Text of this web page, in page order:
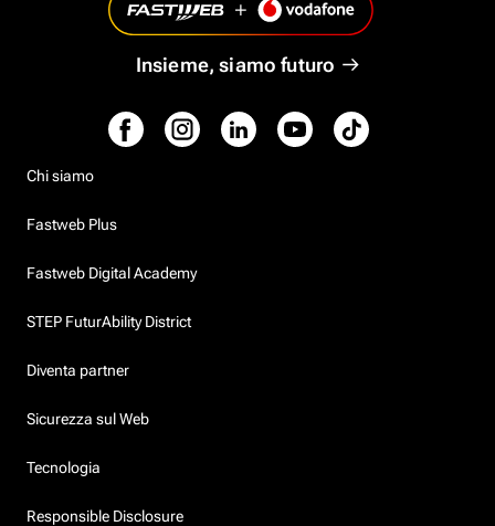
Insieme, siamo futuro
Chi siamo
Fastweb Plus
Fastweb Digital Academy
STEP FuturAbility District
Diventa partner
Sicurezza sul Web
Tecnologia
Responsible Disclosure